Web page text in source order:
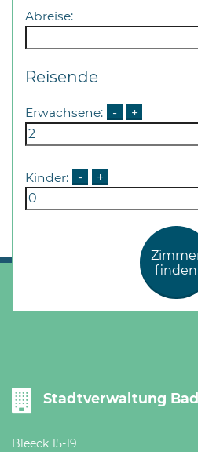
und
sowie
Öffnungszeiten
Abreise:
Reisende
Erwachsene: - +
Kinder: - +
finden
Stadtverwaltung
Bleeck 15-19